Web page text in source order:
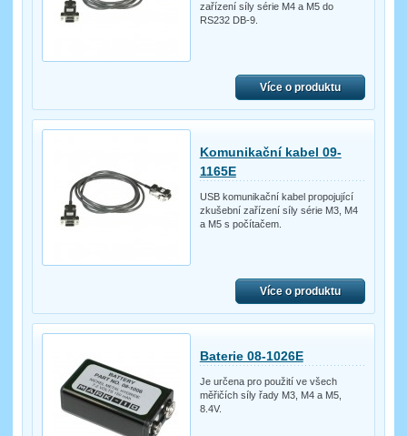
zařízení síly série M4 a M5 do
RS232 DB-9.
Více o produktu
Komunikační kabel 09-
1165E
USB komunikační kabel propojující
zkušební zařízení síly série M3, M4
a M5 s počítačem.
Více o produktu
Baterie 08-1026E
Je určena pro použití ve všech
měřičích síly řady M3, M4 a M5,
8.4V.